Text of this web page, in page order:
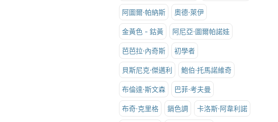
阿圖爾·帕納斯 奧德·萊伊
金黃色 - 鈷黃 阿尼亞·圖爾帕諾娃
芭芭拉·內奇斯 初學者
貝斯尼克·傑邁利 鮑伯·托馬諾維奇
布倫達·斯文森 巴菲·考夫曼
布奇·克里格 鎘色調 卡洛斯·阿韋利諾